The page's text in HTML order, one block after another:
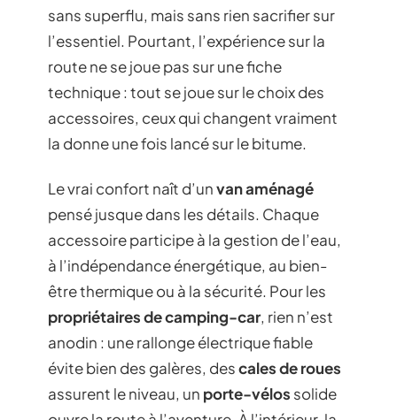
sans superflu, mais sans rien sacrifier sur
l’essentiel. Pourtant, l’expérience sur la
route ne se joue pas sur une fiche
technique : tout se joue sur le choix des
accessoires, ceux qui changent vraiment
la donne une fois lancé sur le bitume.
Le vrai confort naît d’unvan aménagé
pensé jusque dans les détails. Chaque
accessoire participe à la gestion de l’eau,
à l’indépendance énergétique, au bien-
être thermique ou à la sécurité. Pour les
propriétaires de camping-car, rien n’est
anodin : une rallonge électrique fiable
évite bien des galères, descales de roues
assurent le niveau, un porte-vélos solide